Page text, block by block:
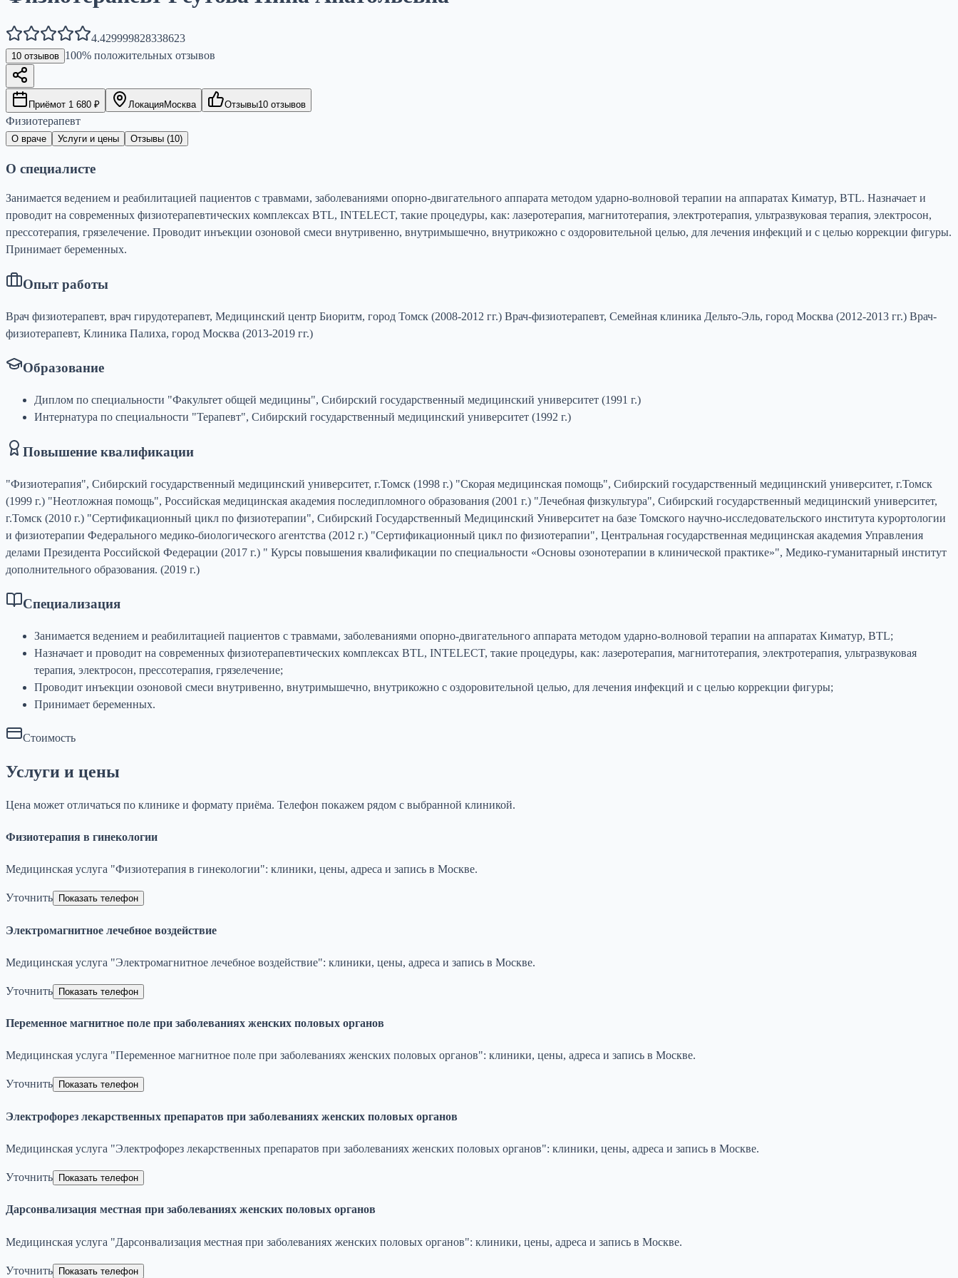
4.429999828338623
10 отзывов 100% положительных отзывов
Приёмот 1 680 ₽ ЛокацияМосква Отзывы10 отзывов
Физиотерапевт
О враче Услуги и цены Отзывы (10)
О специалисте
Занимается ведением и реабилитацией пациентов с травмами, заболеваниями опорно-двигательного аппарата методом ударно-волновой терапии на аппаратах Киматур, ВTL. Назначает и
проводит на современных физиотерапевтических комплексах BTL, INTELECT, такие процедуры, как: лазеротерапия, магнитотерапия, электротерапия, ультразвуковая терапия, электросон,
прессотерапия, грязелечение. Проводит инъекции озоновой смеси внутривенно, внутримышечно, внутрикожно с оздоровительной целью, для лечения инфекций и с целью коррекции фигуры.
Принимает беременных.
Опыт работы
Врач физиотерапевт, врач гирудотерапевт, Медицинский центр Биоритм, город Томск (2008-2012 гг.) Врач-физиотерапевт, Семейная клиника Дельто-Эль, город Москва (2012-2013 гг.) Врач-
физиотерапевт, Клиника Палиха, город Москва (2013-2019 гг.)
Образование
Диплом по специальности "Факультет общей медицины", Сибирский государственный медицинский университет (1991 г.)
Интернатура по специальности "Терапевт", Сибирский государственный медицинский университет (1992 г.)
Повышение квалификации
"Физиотерапия", Сибирский государственный медицинский университет, г.Томск (1998 г.) "Скорая медицинская помощь", Сибирский государственный медицинский университет, г.Томск
(1999 г.) "Неотложная помощь", Российская медицинская академия последипломного образования (2001 г.) "Лечебная физкультура", Сибирский государственный медицинский университет,
г.Томск (2010 г.) "Сертификационный цикл по физиотерапии", Сибирский Государственный Медицинский Университет на базе Томского научно-исследовательского института курортологии
и физиотерапии Федерального медико-биологического агентства (2012 г.) "Сертификационный цикл по физиотерапии", Центральная государственная медицинская академия Управления
делами Президента Российской Федерации (2017 г.) " Курсы повышения квалификации по специальности «Основы озонотерапии в клинической практике»", Медико-гуманитарный институт
дополнительного образования. (2019 г.)
Специализация
Занимается ведением и реабилитацией пациентов с травмами, заболеваниями опорно-двигательного аппарата методом ударно-волновой терапии на аппаратах Киматур, ВTL;
Назначает и проводит на современных физиотерапевтических комплексах BTL, INTELECT, такие процедуры, как: лазеротерапия, магнитотерапия, электротерапия, ультразвуковая
терапия, электросон, прессотерапия, грязелечение;
Проводит инъекции озоновой смеси внутривенно, внутримышечно, внутрикожно с оздоровительной целью, для лечения инфекций и с целью коррекции фигуры;
Принимает беременных.
Стоимость
Услуги и цены
Цена может отличаться по клинике и формату приёма. Телефон покажем рядом с выбранной клиникой.
Физиотерапия в гинекологии
Медицинская услуга "Физиотерапия в гинекологии": клиники, цены, адреса и запись в Москве.
Уточнить Показать телефон
Электромагнитное лечебное воздействие
Медицинская услуга "Электромагнитное лечебное воздействие": клиники, цены, адреса и запись в Москве.
Уточнить Показать телефон
Переменное магнитное поле при заболеваниях женских половых органов
Медицинская услуга "Переменное магнитное поле при заболеваниях женских половых органов": клиники, цены, адреса и запись в Москве.
Уточнить Показать телефон
Электрофорез лекарственных препаратов при заболеваниях женских половых органов
Медицинская услуга "Электрофорез лекарственных препаратов при заболеваниях женских половых органов": клиники, цены, адреса и запись в Москве.
Уточнить Показать телефон
Дарсонвализация местная при заболеваниях женских половых органов
Медицинская услуга "Дарсонвализация местная при заболеваниях женских половых органов": клиники, цены, адреса и запись в Москве.
Уточнить Показать телефон